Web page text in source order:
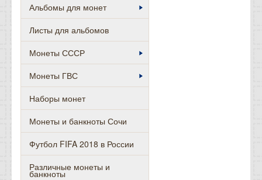
Альбомы для монет
Листы для альбомов
Монеты СССР
Монеты ГВС
Наборы монет
Монеты и банкноты Сочи
Футбол FIFA 2018 в России
Различные монеты и
банкноты